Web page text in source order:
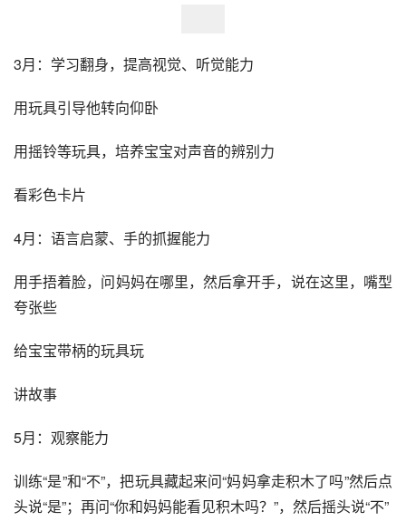
3月：学习翻身，提高视觉、听觉能力
用玩具引导他转向仰卧
用摇铃等玩具，培养宝宝对声音的辨别力
看彩色卡片
4月：语言启蒙、手的抓握能力
用手捂着脸，问妈妈在哪里，然后拿开手，说在这里，嘴型
夸张些
给宝宝带柄的玩具玩
讲故事
5月：观察能力
训练“是”和“不”，把玩具藏起来问“妈妈拿走积木了吗”然后点
头说“是”；再问“你和妈妈能看见积木吗？”，然后摇头说“不”